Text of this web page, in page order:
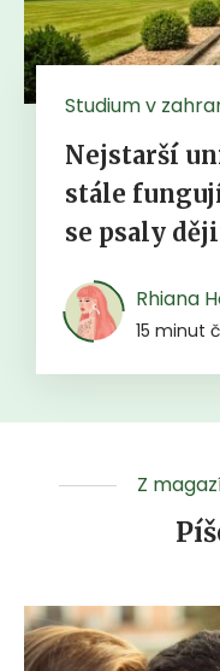
Studium v
Nejstarší
stále
se psaly
Rhiana
15 minut
Z